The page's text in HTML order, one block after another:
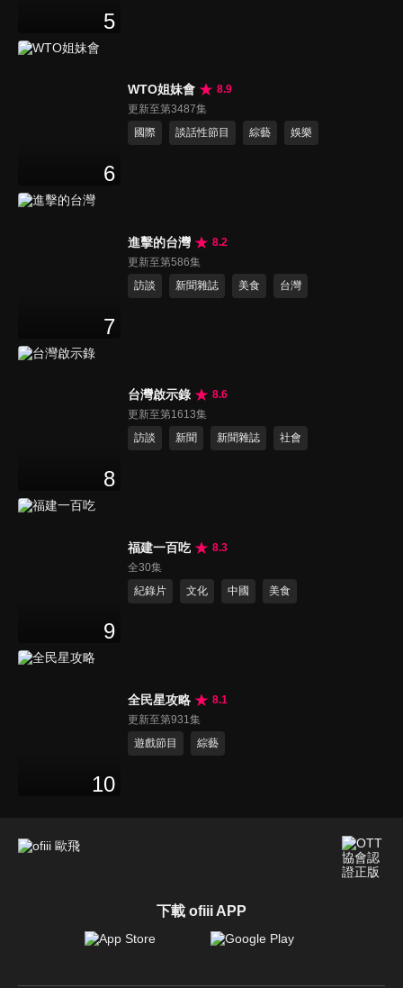
5
6
WTO姐妹會
8.9
更新至第3487集
國際
談話性節目 綜藝 娛樂
7
進擊的台灣
8.2
更新至第586集
訪談
新聞雜誌 美食 台灣
8
台灣啟示錄
8.6
更新至第1613集
訪談
新聞 新聞雜誌 社會
9
福建一百吃
8.3
全30集
紀錄片
文化 中國 美食
10
全民星攻略
8.1
更新至第931集
遊戲節目
綜藝
下載 ofiii APP